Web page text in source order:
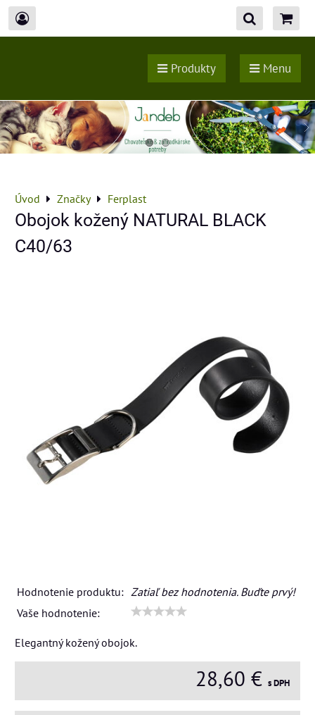
Produkty Menu
Úvod Značky Ferplast
Obojok kožený NATURAL BLACK
C40/63
Hodnotenie produktu: Zatiaľ bez hodnotenia. Buďte prvý!
Vaše hodnotenie:
Elegantný kožený obojok.
28,60 € s DPH